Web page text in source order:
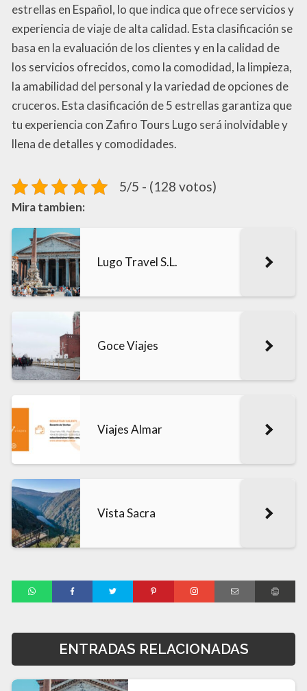
estrellas en Español, lo que indica que ofrece servicios y
experiencia de viaje de alta calidad. Esta clasificación se
basa en la evaluación de los clientes y en la calidad de
los servicios ofrecidos, como la comodidad, la limpieza,
la amabilidad del personal y la variedad de opciones de
cruceros. Esta clasificación de 5 estrellas garantiza que
tu experiencia con Zafiro Tours Lugo será inolvidable y
llena de detalles y comodidades.
5/5 - (128 votos)
Mira tambien:
Lugo Travel S.L.
Goce Viajes
Viajes Almar
Vista Sacra
ENTRADAS RELACIONADAS